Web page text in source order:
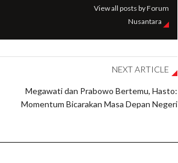
View all posts by Forum
Nusantara
NEXT ARTICLE
Megawati dan Prabowo Bertemu, Hasto:
Momentum Bicarakan Masa Depan Negeri